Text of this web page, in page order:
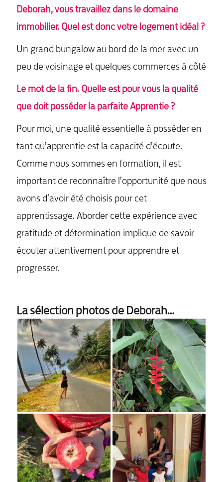
Deborah, vous travaillez dans le domaine
immobilier. Quel est donc votre logement idéal ?
Un grand bungalow au bord de la mer avec un
peu de voisinage et quelques commerces à côté
Le mot de la fin. Quelle est pour vous la qualité
que doit posséder la parfaite Apprentie ?
Pour moi, une qualité essentielle à posséder en
tant qu’apprentie est la capacité d’écoute.
Comme nous sommes en formation, il est
important de reconnaître l’opportunité que nous
avons d’avoir été choisis pour cet
apprentissage. Aborder cette expérience avec
gratitude et détermination implique de savoir
écouter attentivement pour apprendre et
progresser.
La sélection photos de Deborah…